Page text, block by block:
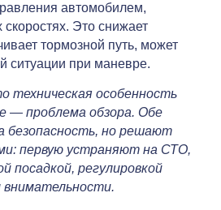
автомобилем,
Это снижает
тормозной путь, может
ситуации при маневре.
особенность
— проблема обзора. Обе
безопасность, но решают
первую устраняют на СТО,
посадкой, регулировкой
внимательности.